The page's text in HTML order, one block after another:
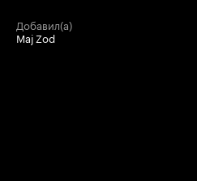
добавил(а)
Maj Zod